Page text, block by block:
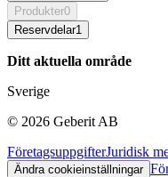
Produkter0
Reservdelar1
Ditt aktuella område
Sverige
© 2026 Geberit AB
FöretagsuppgifterJuridisk
Ändra cookieinställningar